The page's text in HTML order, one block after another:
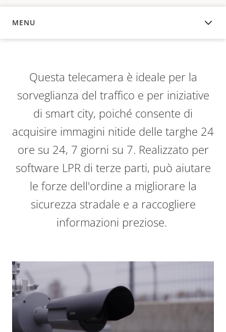
MENU
PANORAMICA
Questa telecamera è ideale per la
sorveglianza del traffico e per iniziative
di smart city, poiché consente di
acquisire immagini nitide delle targhe 24
ore su 24, 7 giorni su 7. Realizzato per
software LPR di terze parti, può aiutare
le forze dell'ordine a migliorare la
sicurezza stradale e a raccogliere
informazioni preziose.